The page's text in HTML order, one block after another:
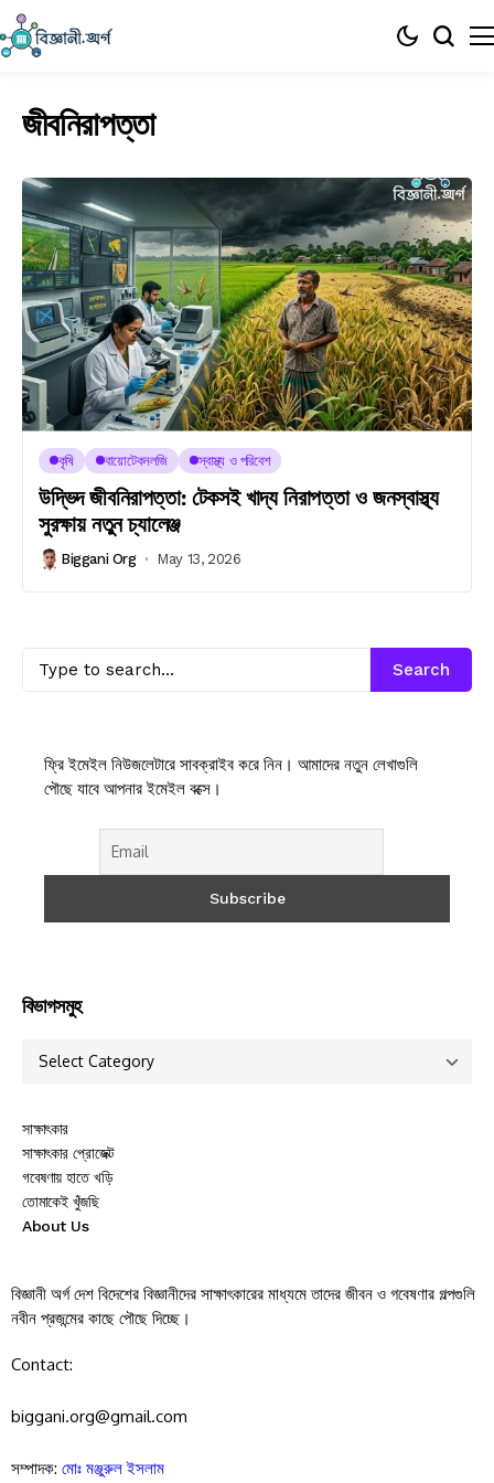
জীবনিরাপত্তা
কৃষি বায়োটেকনলজি স্বাস্থ্য ও পরিবেশ
উদ্ভিদ জীবনিরাপত্তা: টেকসই খাদ্য নিরাপত্তা ও জনস্বাস্থ্য
সুরক্ষায় নতুন চ্যালেঞ্জ
Biggani Org May 13, 2026
Search
ফ্রি ইমেইল নিউজলেটারে সাবক্রাইব করে নিন। আমাদের নতুন লেখাগুলি
পৌছে যাবে আপনার ইমেইল বক্সে।
বিভাগসমুহ
সাক্ষাৎকার
সাক্ষাৎকার প্রোজেক্ট
গবেষণায় হাতে খড়ি
তোমাকেই খুঁজছি
About Us
বিজ্ঞানী অর্গ দেশ বিদেশের বিজ্ঞানীদের সাক্ষাৎকারের মাধ্যমে তাদের জীবন ও গবেষণার গল্পগুলি
নবীন প্রজন্মের কাছে পৌছে দিচ্ছে।
Contact:
biggani.org@gmail.com
সম্পাদক: মোঃ মঞ্জুরুল ইসলাম